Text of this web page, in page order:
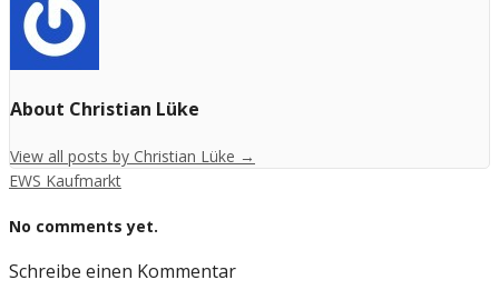
About Christian Lüke
View all posts by Christian Lüke →
EWS Kaufmarkt
No comments yet.
Schreibe einen Kommentar